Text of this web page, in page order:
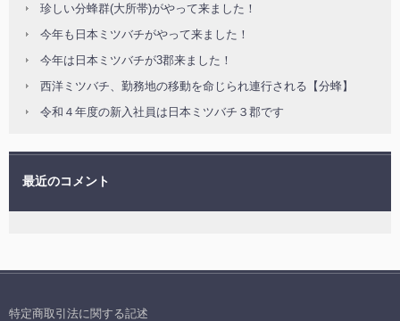
珍しい分蜂群(大所帯)がやって来ました！
今年も日本ミツバチがやって来ました！
今年は日本ミツバチが3郡来ました！
西洋ミツバチ、勤務地の移動を命じられ連行される【分蜂】
令和４年度の新入社員は日本ミツバチ３郡です
最近のコメント
特定商取引法に関する記述